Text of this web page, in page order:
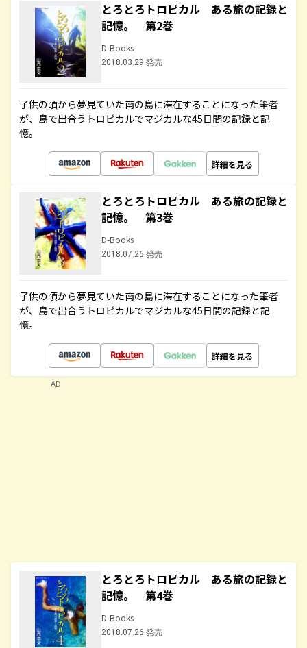
とろとろトロピカル ある旅の記録と
記憶。 第2巻
D-Books
2018.03.29 発売
子供の頃から夢見ていた南の島に滞在することになった筆者
が、島で出合うトロピカルでマジカルな45日間の記録と記
憶。
詳細を見る
とろとろトロピカル ある旅の記録と
記憶。 第3巻
D-Books
2018.07.26 発売
子供の頃から夢見ていた南の島に滞在することになった筆者
が、島で出合うトロピカルでマジカルな45日間の記録と記
憶。
詳細を見る
とろとろトロピカル ある旅の記録と
記憶。 第4巻
D-Books
2018.07.26 発売
AD